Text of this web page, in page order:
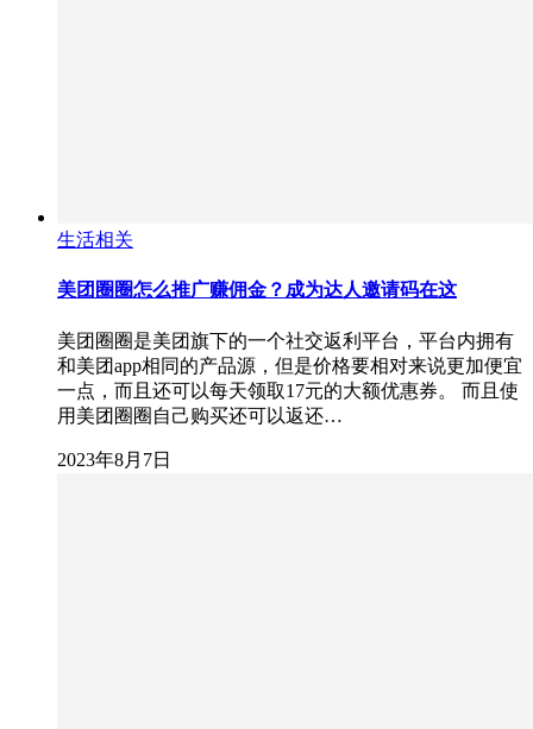
生活相关
美团圈圈怎么推广赚佣金？成为达人邀请码在这
美团圈圈是美团旗下的一个社交返利平台，平台内拥有
和美团app相同的产品源，但是价格要相对来说更加便宜
一点，而且还可以每天领取17元的大额优惠券。 而且使
用美团圈圈自己购买还可以返还…
2023年8月7日